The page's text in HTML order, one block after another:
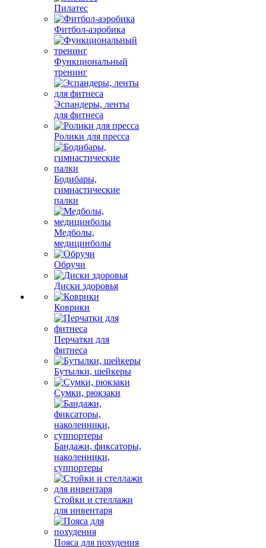
Пилатес
Фитбол-аэробика
Функциональный
тренинг
Эспандеры, ленты
для фитнеса
Ролики для пресса
Бодибары,
гимнастические
палки
Медболы,
медицинболы
Обручи
Диски здоровья
Коврики
Перчатки для
фитнеса
Бутылки, шейкеры
Сумки, рюкзаки
Бандажи, фиксаторы,
наколенники,
суппортеры
Стойки и стеллажи
для инвентаря
Пояса для похудения